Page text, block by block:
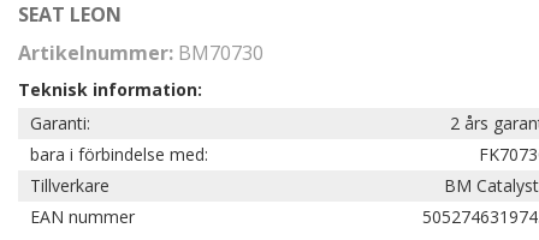
SEAT LEON
Artikelnummer: BM70730
Teknisk information:
Garanti:
2 års
bara i förbindelse med:
Tillverkare
BM
EAN nummer